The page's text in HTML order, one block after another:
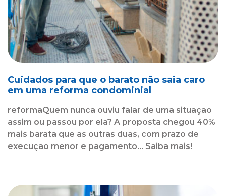
Cuidados para que o barato não saia caro
em uma reforma condominial
reformaQuem nunca ouviu falar de uma situação
assim ou passou por ela? A proposta chegou 40%
mais barata que as outras duas, com prazo de
execução menor e pagamento... Saiba mais!